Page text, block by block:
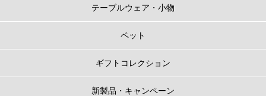
テーブルウェア・小物
ペット
ギフトコレクション
新製品・キャンペーン